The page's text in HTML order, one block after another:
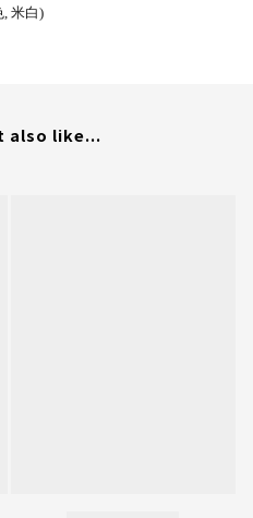
, 米白)
also like...